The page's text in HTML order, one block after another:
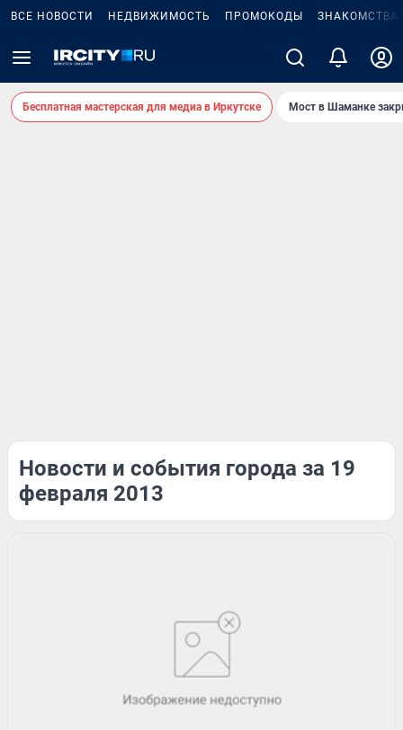
ВСЕ НОВОСТИ НЕДВИЖИМОСТЬ ПРОМОКОДЫ ЗНАКОМСТВА
Бесплатная мастерская для медиа в Иркутске Мост в Шаманке
Новости и события города за 19
февраля 2013